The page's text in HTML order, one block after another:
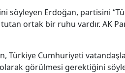
Erdoğan, partisini
ortak bir ruhu vardır. AK
Cumhuriyeti
görülmesi gerektiğini